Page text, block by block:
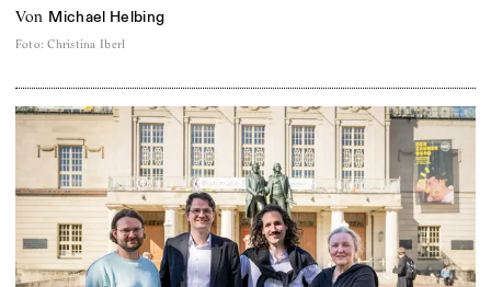
von Michael Helbing
Foto: Christina Iberl